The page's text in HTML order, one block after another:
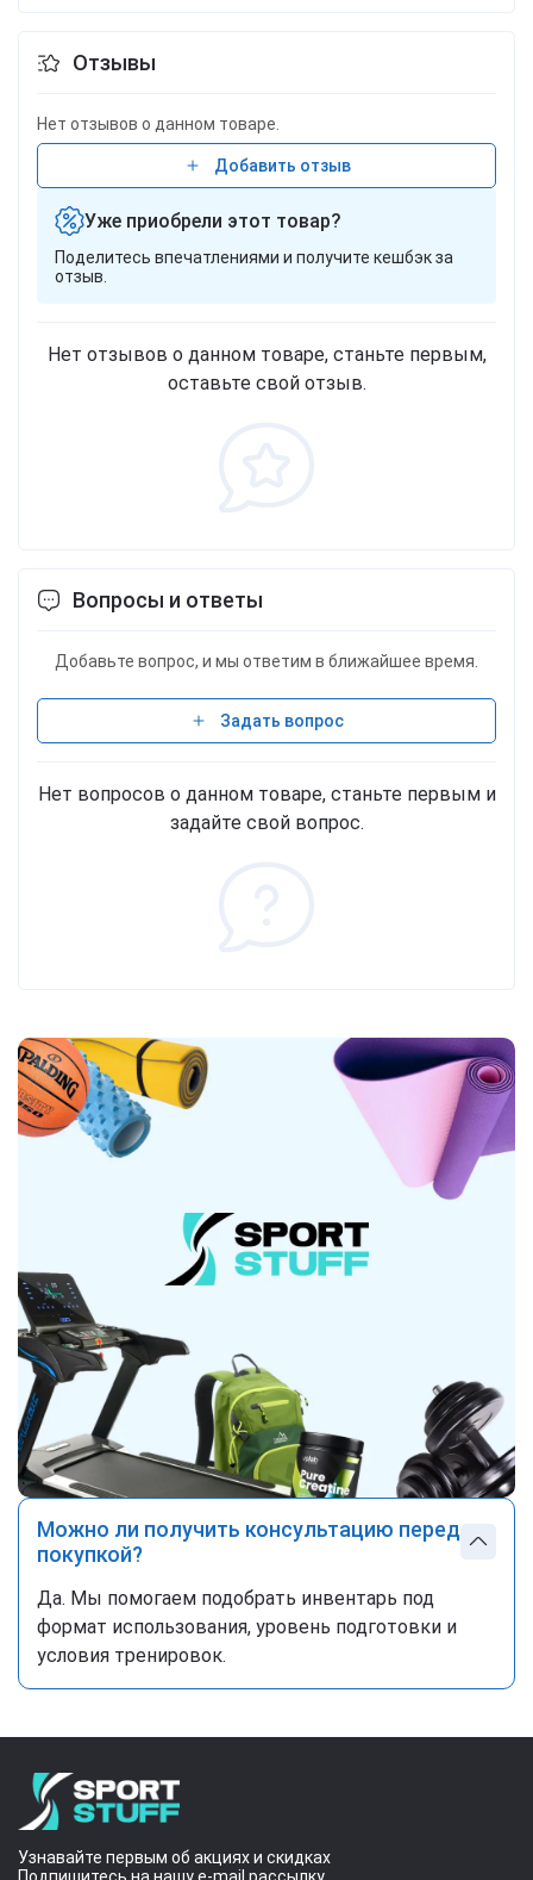
Отзывы
Нет отзывов о данном товаре.
Добавить отзыв
Уже приобрели этот товар?
Поделитесь впечатлениями и получите кешбэк за
отзыв.
Нет отзывов о данном товаре, станьте первым,
оставьте свой отзыв.
Вопросы и ответы
Добавьте вопрос, и мы ответим в ближайшее время.
Задать вопрос
Нет вопросов о данном товаре, станьте первым и
задайте свой вопрос.
Можно ли получить консультацию перед
покупкой?
Да. Мы помогаем подобрать инвентарь под
формат использования, уровень подготовки и
условия тренировок.
Узнавайте первым об акциях и скидках